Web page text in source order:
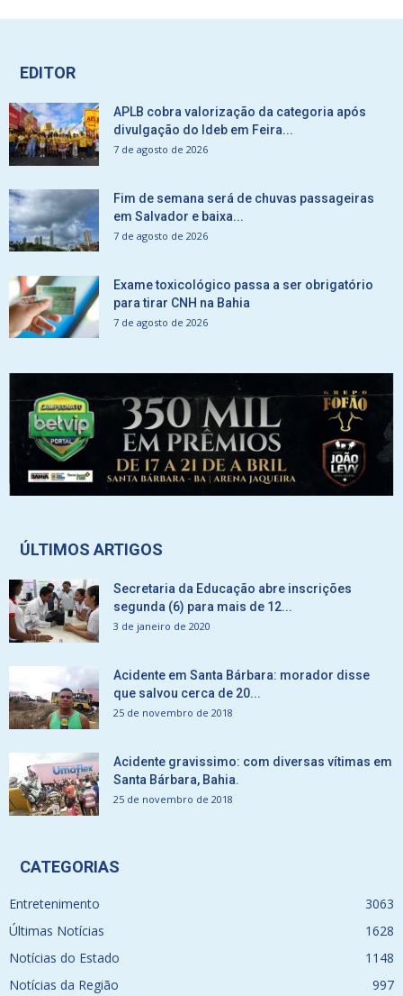
EDITOR
APLB cobra valorização da categoria após
divulgação do Ideb em Feira...
7 de agosto de 2026
Fim de semana será de chuvas passageiras
em Salvador e baixa...
7 de agosto de 2026
Exame toxicológico passa a ser obrigatório
para tirar CNH na Bahia
7 de agosto de 2026
ÚLTIMOS ARTIGOS
Secretaria da Educação abre inscrições
segunda (6) para mais de 12...
3 de janeiro de 2020
Acidente em Santa Bárbara: morador disse
que salvou cerca de 20...
25 de novembro de 2018
Acidente gravissimo: com diversas vítimas em
Santa Bárbara, Bahia.
25 de novembro de 2018
CATEGORIAS
Entretenimento
3063
Últimas Notícias
1628
Notícias do Estado
1148
Notícias da Região
997